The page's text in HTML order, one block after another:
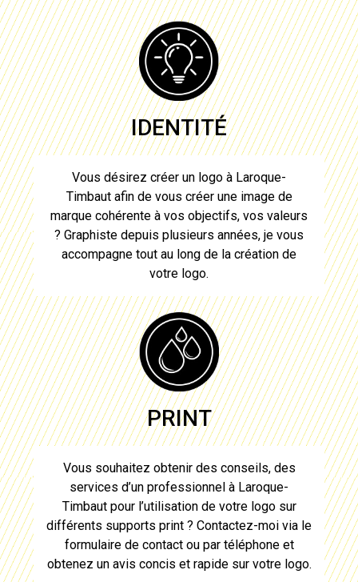
IDENTITÉ
Vous désirez créer un logo à Laroque-
Timbautafin de vous créer une image de
marque cohérente à vos objectifs, vos valeurs
? Graphiste depuis plusieurs années, je vous
accompagne tout au long de la création de
votre logo.
PRINT
Vous souhaitez obtenir des conseils, des
services d’un professionnel à Laroque-
Timbautpour l’utilisation de votre logosur
différents supports print ? Contactez-moi via le
formulaire de contact ou par téléphone et
obtenez un avis concis et rapide sur votre logo.